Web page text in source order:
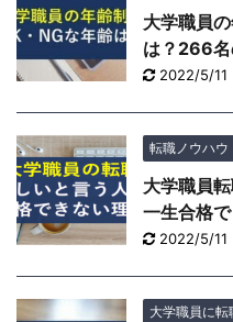
大学職員
は？266
2022/5/11
転職ノウハウ
大学職員
一生合格
2022/5/11
大学職員に転